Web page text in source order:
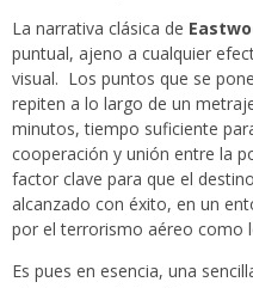
La narrativa clásica de
puntual, ajeno a cualquier
visual. Los puntos que se
repiten a lo largo de un
minutos, tiempo suficiente
cooperación y unión entre la
factor clave para que el
alcanzado con éxito, en un
por el terrorismo aéreo como
Es pues en esencia, una